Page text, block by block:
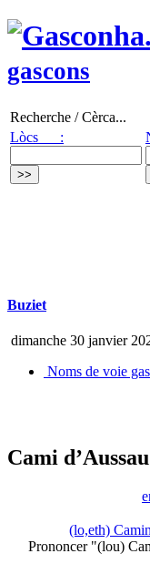
gascons
Recherche / Cèrca...
Lòcs :
Buziet
dimanche 30 janvier
Noms de voie
Cami d’Aussau
(lo,eth) Camin
Prononcer "(lou)